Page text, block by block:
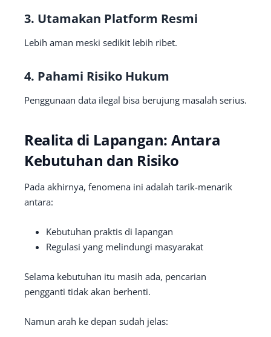
3. Utamakan Platform Resmi
Lebih aman meski sedikit lebih ribet.
4. Pahami Risiko Hukum
Penggunaan data ilegal bisa berujung masalah serius.
Realita di Lapangan: Antara
Kebutuhan dan Risiko
Pada akhirnya, fenomena ini adalah tarik-menarik
antara:
Kebutuhan praktis di lapangan
Regulasi yang melindungi masyarakat
Selama kebutuhan itu masih ada, pencarian
pengganti tidak akan berhenti.
Namun arah ke depan sudah jelas: